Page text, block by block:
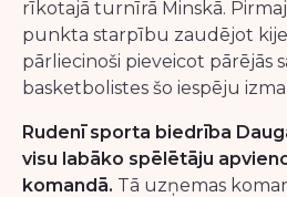
rīkotajā turnīrā Minskā.
punkta starpību zaudējot
pārliecinoši pieveicot pārējās
basketbolistes šo iespēju
Rudenī sporta biedrība
visu labāko spēlētāju
komandā. Tā uzņemas